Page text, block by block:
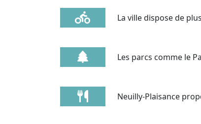
La ville dispose de
Les parcs comme le
Neuilly-Plaisance